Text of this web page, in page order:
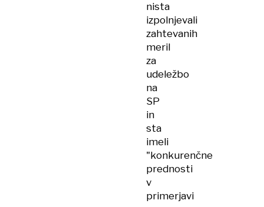
nista
izpolnjevali
zahtevanih
meril
za
udeležbo
na
SP
in
sta
imeli
"konkurenčne
prednosti
v
primerjavi